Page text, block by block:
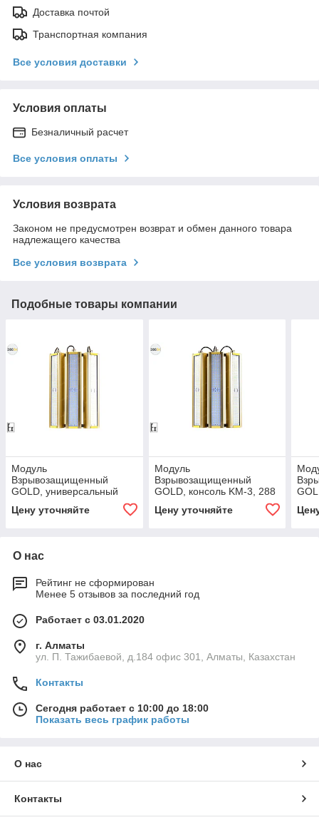
Доставка почтой
Транспортная компания
Все условия доставки
Условия оплаты
Безналичный расчет
Все условия оплаты
Условия возврата
Законом не предусмотрен возврат и обмен данного товара
надлежащего качества
Все условия возврата
Подобные товары компании
Модуль
Взрывозащищенный
GOLD, универсальный
светодиодный светильник
Цену уточняйте
Модуль
Взрывозащищенный
GOLD, консоль KM-3, 288
светильник
Цену уточняйте
О нас
Рейтинг не сформирован
Менее 5 отзывов за последний год
Работает с 03.01.2020
г. Алматы
ул. П. Тажибаевой, д.184 офис 301, Алматы, Казахстан
Контакты
Сегодня работает с 10:00 до 18:00
Показать весь график работы
О нас
Контакты